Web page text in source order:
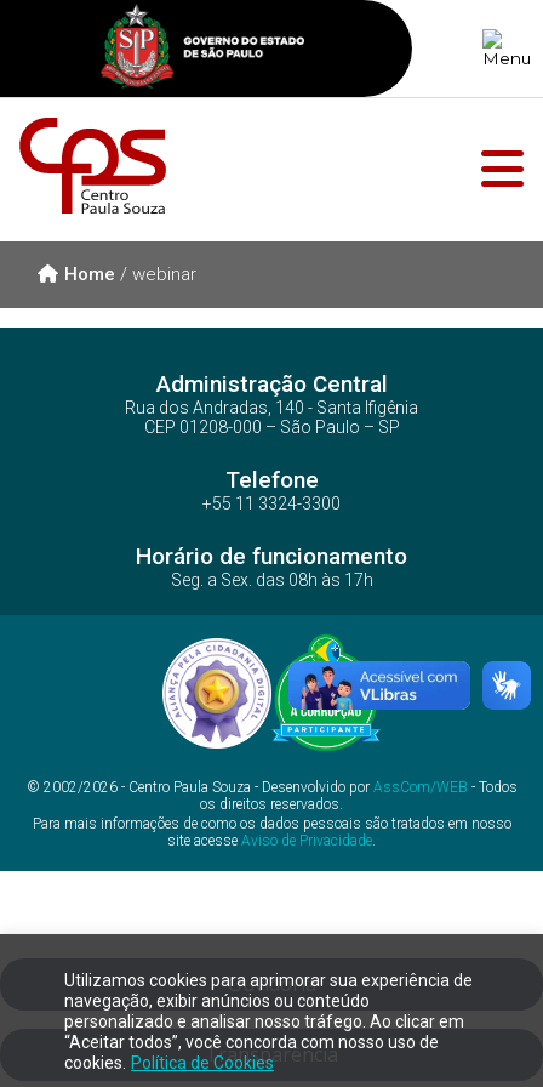
Utilizamos cookies para aprimorar sua experiência de
navegação, exibir anúncios ou conteúdo
personalizado e analisar nosso tráfego. Ao clicar em
“Aceitar todos”, você concorda com nosso uso de
cookies.
Política de Cookies
Home / webinar
Administração Central
Rua dos Andradas, 140 - Santa Ifigênia
CEP 01208-000 – São Paulo – SP
Telefone
+55 11 3324-3300
Horário de funcionamento
Seg. a Sex. das 08h às 17h
© 2002/2026 - Centro Paula Souza - Desenvolvido por AssCom/WEB - Todos
os direitos reservados.
Para mais informações de como os dados pessoais são tratados em nosso
site acesse Aviso de Privacidade.
Ouvidoria
Transparência